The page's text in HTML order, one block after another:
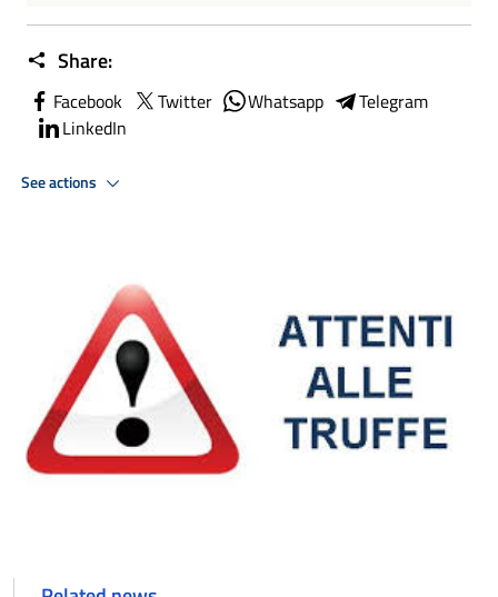
Share:
Facebook Twitter Whatsapp
Telegram
LinkedIn
See actions